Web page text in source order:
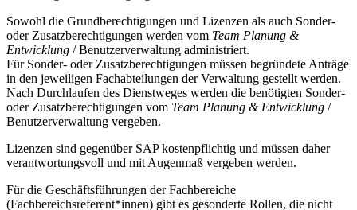
Sowohl die Grundberechtigungen und Lizenzen als auch Sonder-
oder Zusatzberechtigungen werden vom Team Planung &
Entwicklung / Benutzerverwaltung administriert.
Für Sonder- oder Zusatzberechtigungen müssen begründete Anträge
in den jeweiligen Fachabteilungen der Verwaltung gestellt werden.
Nach Durchlaufen des Dienstweges werden die benötigten Sonder-
oder Zusatzberechtigungen vom Team Planung & Entwicklung /
Benutzerverwaltung vergeben.
Lizenzen sind gegenüber SAP kostenpflichtig und müssen daher
verantwortungsvoll und mit Augenmaß vergeben werden.
Für die Geschäftsführungen der Fachbereiche
(Fachbereichsreferent*innen) gibt es gesonderte Rollen, die nicht